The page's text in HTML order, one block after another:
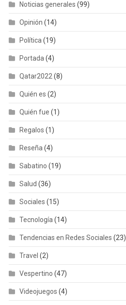
Noticias generales (99)
Opinión (14)
Política (19)
Portada (4)
Qatar2022 (8)
Quién es (2)
Quién fue (1)
Regalos (1)
Reseña (4)
Sabatino (19)
Salud (36)
Sociales (15)
Tecnología (14)
Tendencias en Redes Sociales (23)
Travel (2)
Vespertino (47)
Videojuegos (4)